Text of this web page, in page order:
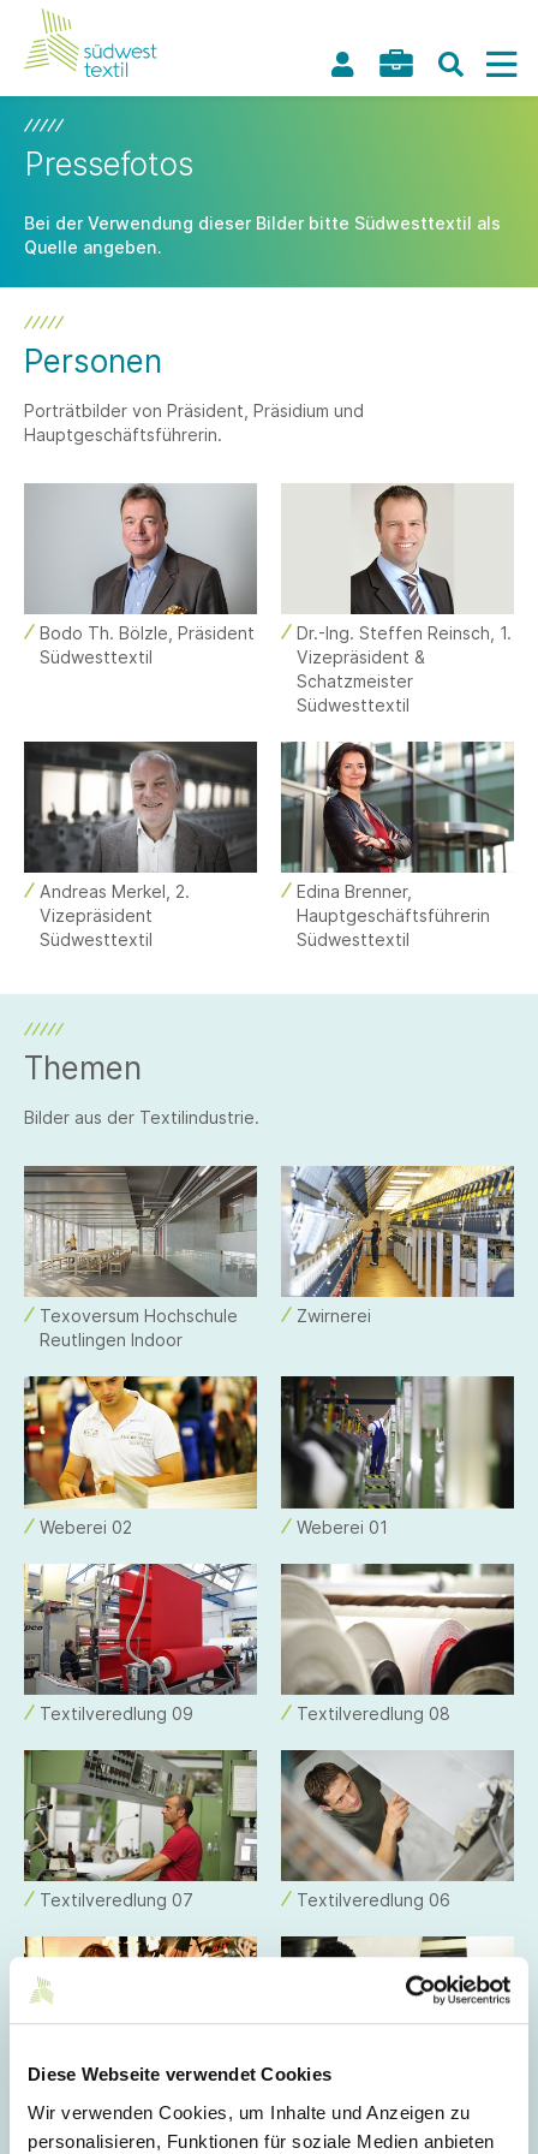
Diese Webseite verwendet Cookies
Wir verwenden Cookies, um Inhalte und Anzeigen zu
personalisieren, Funktionen für soziale Medien anbieten
Pressefotos
Bei der Verwendung dieser Bilder bitte Südwesttextil als
Quelle angeben.
Personen
Porträtbilder von Präsident, Präsidium und
Hauptgeschäftsführerin.
Bodo Th. Bölzle, Präsident
Südwesttextil
Dr.-Ing. Steffen Reinsch, 1.
Vizepräsident &
Schatzmeister
Südwesttextil
Andreas Merkel, 2.
Vizepräsident
Südwesttextil
Edina Brenner,
Hauptgeschäftsführerin
Südwesttextil
Themen
Bilder aus der Textilindustrie.
Texoversum Hochschule
Reutlingen Indoor
Zwirnerei
Weberei 02 Weberei 01
Textilveredlung 09 Textilveredlung 08
Textilveredlung 07 Textilveredlung 06
Textilveredlung 04 Textilveredlung 05